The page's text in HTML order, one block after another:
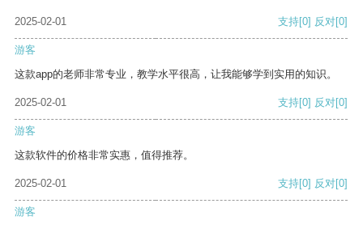
2025-02-01 支持[0] 反对[0]
游客
这款app的老师非常专业，教学水平很高，让我能够学到实用的知识。
2025-02-01 支持[0] 反对[0]
游客
这款软件的价格非常实惠，值得推荐。
2025-02-01 支持[0] 反对[0]
游客